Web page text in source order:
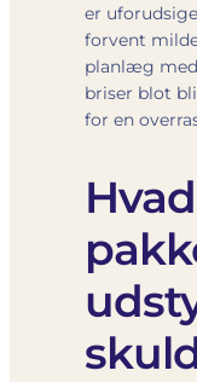
er
forvent
planlæg
briser blot
for en